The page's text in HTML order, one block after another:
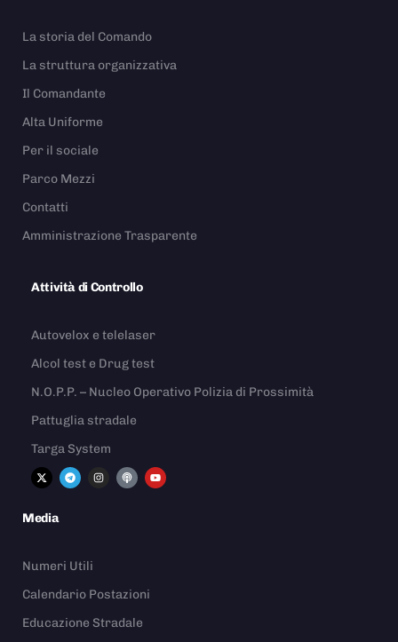
La storia del Comando
La struttura organizzativa
Il Comandante
Alta Uniforme
Per il sociale
Parco Mezzi
Contatti
Amministrazione Trasparente
Attività di Controllo
Autovelox e telelaser
Alcol test e Drug test
N.O.P.P. – Nucleo Operativo Polizia di Prossimità
Pattuglia stradale
Targa System
Media
Numeri Utili
Calendario Postazioni
Educazione Stradale